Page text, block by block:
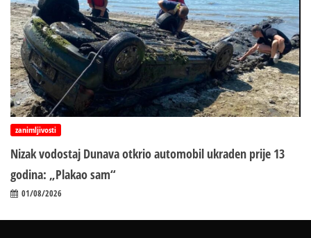
zanimljivosti
Nizak vodostaj Dunava otkrio automobil ukraden prije 13
godina: „Plakao sam“
01/08/2026